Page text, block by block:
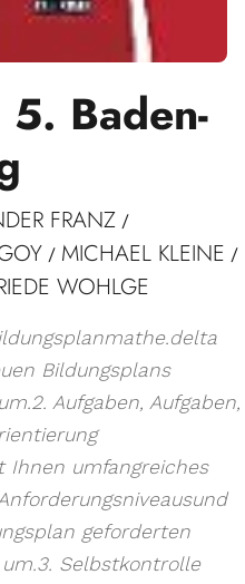
Baden-
FRANZ /
/ MICHAEL KLEINE /
WOHLGE
Bildungsplans
Aufgaben, Aufgaben,
Ihnen umfangreiches
geforderten
Selbstkontrolle